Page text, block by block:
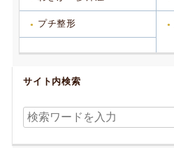
プチ整形
サイト内検索